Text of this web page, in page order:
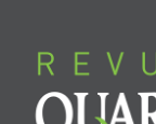
contenu